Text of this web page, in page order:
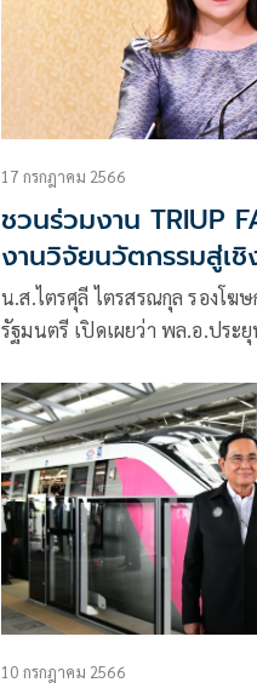
17 กรกฎาคม 2566
ชวนร่วมงาน TRIUP
งานวิจัยนวัตกรรมสู่เ
น.ส.ไตรศุลี ไตรสรณกุล รองโฆ
รัฐมนตรี เปิดเผยว่า พล.อ.ประ
ดันให้มีการนำผลงานวิจัย
10 กรกฎาคม 2566